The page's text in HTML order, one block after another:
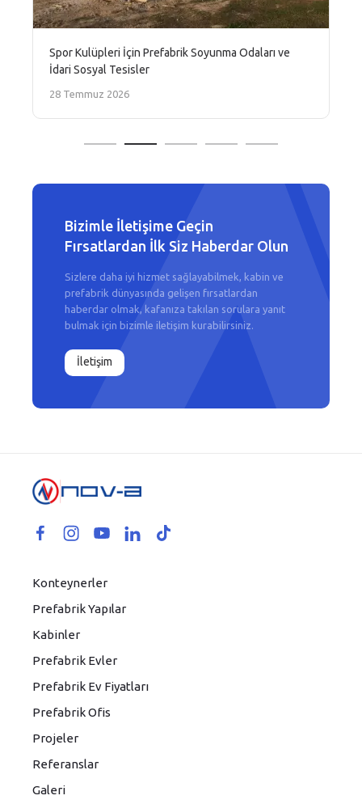
Spor Kulüpleri İçin Prefabrik Soyunma Odaları ve
İdari Sosyal Tesisler
28 Temmuz 2026
Bizimle İletişime Geçin
Fırsatlardan İlk Siz Haberdar Olun
Sizlere daha iyi hizmet sağlayabilmek, kabin ve
prefabrik dünyasında gelişen fırsatlardan
haberdar olmak, kafanıza takılan sorulara yanıt
bulmak için bizimle iletişim kurabilirsiniz.
İletişim
Konteynerler
Prefabrik Yapılar
Kabinler
Prefabrik Evler
Prefabrik Ev Fiyatları
Prefabrik Ofis
Projeler
Referanslar
Galeri